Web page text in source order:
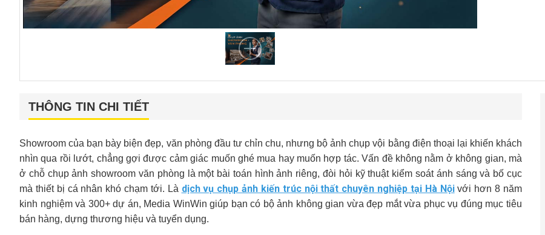
THÔNG TIN CHI TIẾT
Showroom của bạn bày biện đẹp, văn phòng đầu tư chỉn chu, nhưng bộ ảnh chụp vội bằng điện thoại lại khiến khách
nhìn qua rồi lướt, chẳng gợi được cảm giác muốn ghé mua hay muốn hợp tác. Vấn đề không nằm ở không gian, mà
ở chỗ chụp ảnh showroom văn phòng là một bài toán hình ảnh riêng, đòi hỏi kỹ thuật kiểm soát ánh sáng và bố cục
mà thiết bị cá nhân khó chạm tới. Là dịch vụ chụp ảnh kiến trúc nội thất chuyên nghiệp tại Hà Nộivới hơn 8 năm
kinh nghiệm và 300+ dự án, Media WinWin giúp bạn có bộ ảnh không gian vừa đẹp mắt vừa phục vụ đúng mục tiêu
bán hàng, dựng thương hiệu và tuyển dụng.